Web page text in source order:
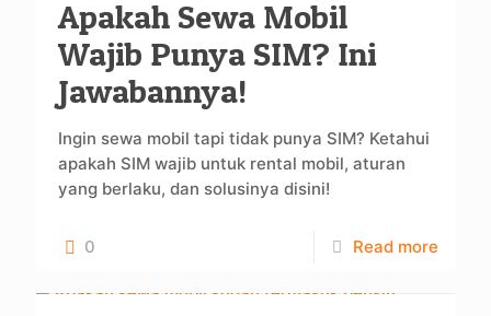
Apakah Sewa Mobil
Wajib Punya SIM? Ini
Jawabannya!
Ingin sewa mobil tapi tidak punya SIM? Ketahui
apakah SIM wajib untuk rental mobil, aturan
yang berlaku, dan solusinya disini!
0 Read more